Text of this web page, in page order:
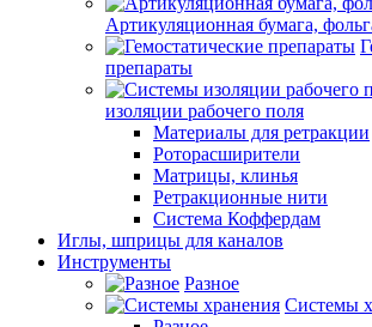
Артикуляционная бумага,
препараты
изоляции рабочего поля
Материалы для ретракции
Роторасширители
Матрицы, клинья
Ретракционные нити
Система Коффердам
Иглы, шприцы для каналов
Инструменты
Разное
Системы